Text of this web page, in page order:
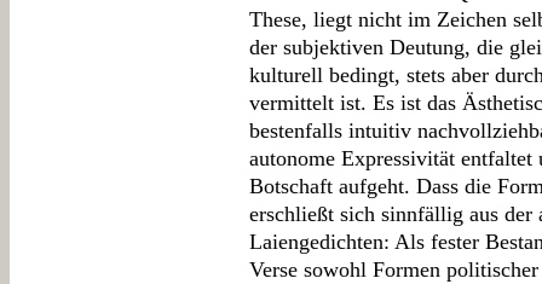
These, liegt nicht im Zeichen
der subjektiven Deutung, die
kulturell bedingt, stets aber
vermittelt ist. Es ist das
bestenfalls intuitiv
autonome Expressivität
Botschaft aufgeht. Dass die
erschließt sich sinnfällig aus der
Laiengedichten: Als fester
Verse sowohl Formen